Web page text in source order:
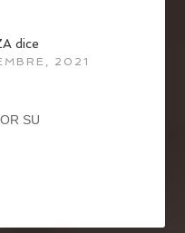
dice
2021
SU